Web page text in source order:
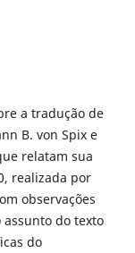
a tradução de
B. von Spix e
relatam sua
realizada por
observações
do texto
do